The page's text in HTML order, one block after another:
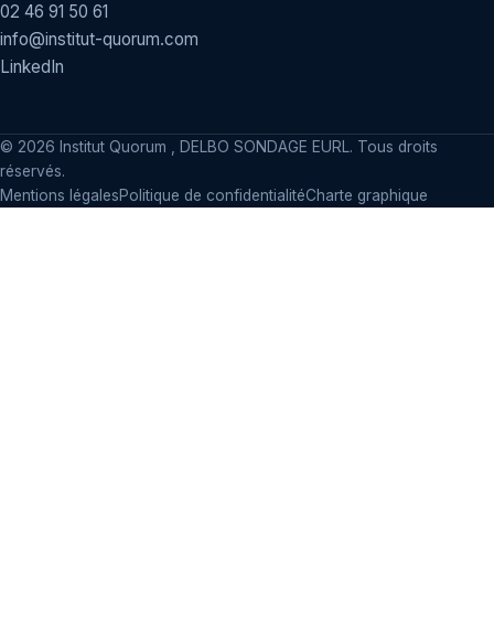
02 46 91 50 61
info@institut-quorum.com
LinkedIn
© 2026 Institut Quorum , DELBO SONDAGE EURL. Tous droits
réservés.
Mentions légalesPolitique de confidentialitéCharte graphique